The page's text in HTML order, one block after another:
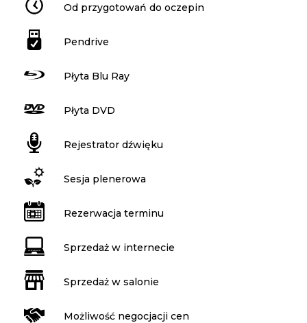
Od przygotowań do oczepin
Pendrive
Płyta Blu Ray
Płyta DVD
Rejestrator dźwięku
Sesja plenerowa
Rezerwacja terminu
Sprzedaż w internecie
Sprzedaż w salonie
Możliwość negocjacji cen